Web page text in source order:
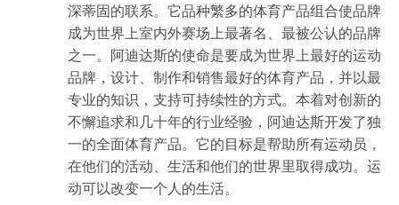
深蒂固的联系。它品种繁多的体育产品组合使品牌
成为世界上室内外赛场上最著名、最被公认的品牌
之一。阿迪达斯的使命是要成为世界上最好的运动
品牌，设计、制作和销售最好的体育产品，并以最
专业的知识，支持可持续性的方式。本着对创新的
不懈追求和几十年的行业经验，阿迪达斯开发了独
一的全面体育产品。它的目标是帮助所有运动员，
在他们的活动、生活和他们的世界里取得成功。运
动可以改变一个人的生活。